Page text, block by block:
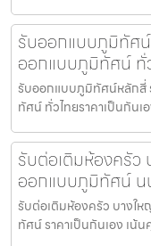
รับออกแบบภูมิทัศ
ออกแบบภูมิทัศน์ ทั่
รับออกแบบภูมิทัศน์หลักสี่
ทัศน์ ทั่วไทยราคาเป็นกัน
รับต่อเติมห้องครั
ออกแบบภูมิทัศน์
รับต่อเติมห้องครัว บาง
ทัศน์ ราคาเป็นกันเอง เ